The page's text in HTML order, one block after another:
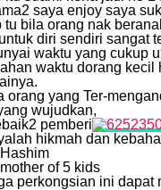
saya enjoy saya
tu bila orang nak
diri sendiri sangat
waktu yang cukup
waktu dorang
orang yang Ter-
wujudkan,
pemberi
hikmah dan
of 5 kids
perkongsian ini dapat